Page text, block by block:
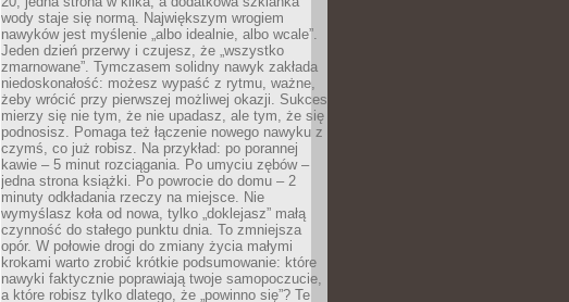
wody staje się normą. Największym wrogiem
nawyków jest myślenie „albo idealnie, albo wcale”.
Jeden dzień przerwy i czujesz, że „wszystko
zmarnowane”. Tymczasem solidny nawyk zakłada
niedoskonałość: możesz wypaść z rytmu, ważne,
żeby wrócić przy pierwszej możliwej okazji. Sukces
mierzy się nie tym, że nie upadasz, ale tym, że się
podnosisz. Pomaga też łączenie nowego nawyku z
czymś, co już robisz. Na przykład: po porannej
kawie – 5 minut rozciągania. Po umyciu zębów –
jedna strona książki. Po powrocie do domu – 2
minuty odkładania rzeczy na miejsce. Nie
wymyślasz koła od nowa, tylko „doklejasz” małą
czynność do stałego punktu dnia. To zmniejsza
opór. W połowie drogi do zmiany życia małymi
krokami warto zrobić krótkie podsumowanie: które
nawyki faktycznie poprawiają twoje samopoczucie,
a które robisz tylko dlatego, że „powinno się”? Te